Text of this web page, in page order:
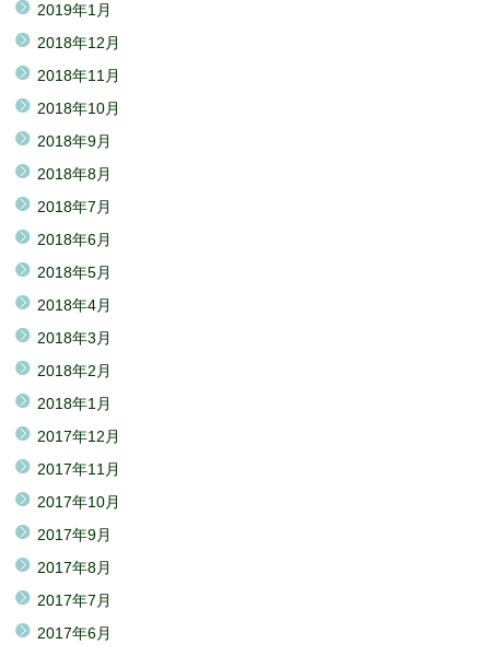
2019年1月
2018年12月
2018年11月
2018年10月
2018年9月
2018年8月
2018年7月
2018年6月
2018年5月
2018年4月
2018年3月
2018年2月
2018年1月
2017年12月
2017年11月
2017年10月
2017年9月
2017年8月
2017年7月
2017年6月